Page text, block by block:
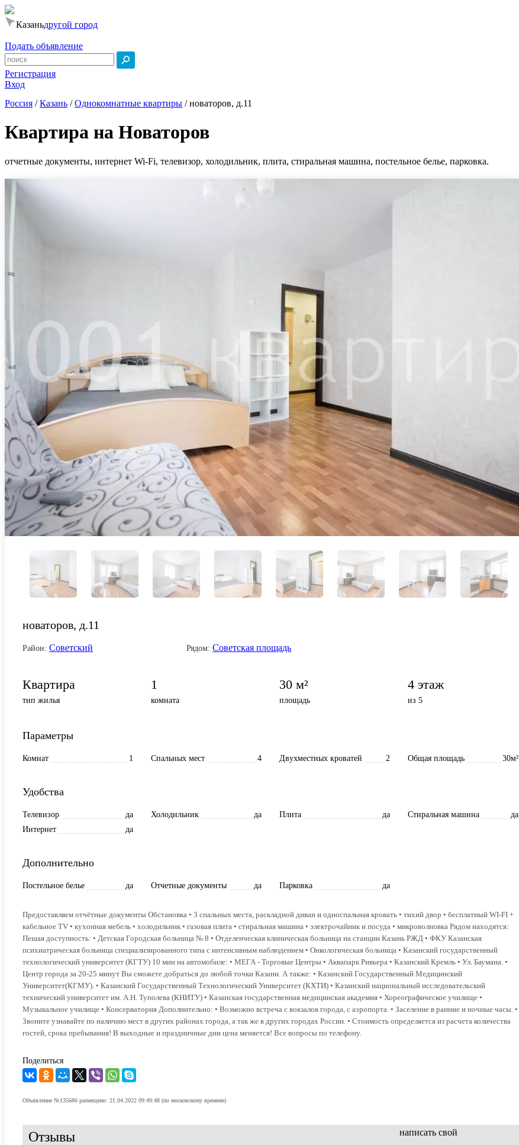
Казаньдругой город
Подать объявление
Регистрация
Вход
Россия /Казань /Однокомнатные квартиры /новаторов, д.11
Квартира на Новаторов
отчетные документы, интернет Wi-Fi, телевизор, холодильник, плита, стиральная машина, постельное белье, парковка.
новаторов, д.11
Район: Советский Рядом: Советская площадь
Квартира
тип жилья
1
комната
30 м²
площадь
4 этаж
из 5
Параметры
Комнат 1 Спальных мест 4 Двухместных кроватей 2 Общая площадь 30м²
Удобства
Телевизор да Холодильник да Плита да Стиральная машина
да
Интернет
да
Дополнительно
Постельное белье да Отчетные документы да Парковка да
Предоставляем отчётные документы Обстановка • 3 спальных места, раскладной диван и односпальная кровать • тихий двор • бесплатный WI-FI +
кабельное TV • кухонная мебель • холодильник • газовая плита • стиральная машина • электрочайник и посуда • микроволновка Рядом находятся:
Пешая доступность: • Детская Городская больница № 8 • Отделенческая клиническая больница на станции Казань РЖД • ФКУ Казанская
психиатрическая больница специализированного типа с интенсивным наблюдением • Онкологическая больница • Казанский государственный
технологический университет (КГТУ) 10 мин на автомобиле: • МЕГА - Торговые Центры • Аквапарк Ривьера • Казанский Кремль • Ул. Баумана. •
Центр города за 20-25 минут Вы сможете добраться до любой точки Казани. А также: • Казанский Государственный Медицинский
Университет(КГМУ). • Казанский Государственный Технологический Университет (КХТИ) • Казанский национальный исследовательский
технический университет им. А.Н. Туполева (КНИТУ) • Казанская государственная медицинская академия • Хореографическое училище •
Музыкальное училище • Консерватория Дополнительно: • Возможно встреча с вокзалов города, с аэропорта. • Заселение в ранние и ночные часы. •
Звоните узнавайте по наличию мест в других районах города, а так же в других городах России. • Стоимость определяется из расчета количества
гостей, срока пребывания! В выходные и праздничные дни цена меняется! Все вопросы по телефону.
Поделиться
Объявление №135686 размещено: 21.04.2022 09:49:48 (по московскому времени)
Отзывы написать свой